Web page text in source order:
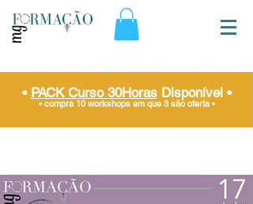
• PACK Curso 30HorasDisponível •
• compra 10 workshops em que 3 são oferta •